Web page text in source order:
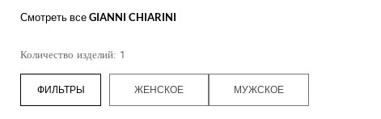
Смотреть всеGIANNI CHIARINI
Количество изделий: 1
ЖЕНСКОЕ МУЖСКОЕ
Посмотреть
лампы
Посмотреть
аксессуары
аксессуары
диффузоры
Посмотреть
белье
кувшины
посуда
Посмотреть
дома
Покрывала
и одеяла
Посмотреть
халаты
пляжные
полотенца
Посмотреть
аксессуары
Посмотреть
Аксессуары